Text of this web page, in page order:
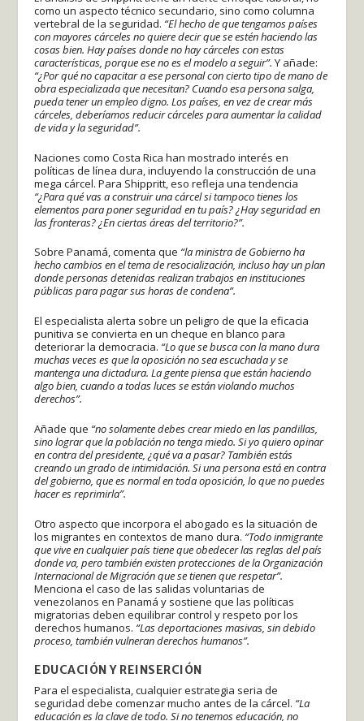
como un aspecto técnico secundario, sino como columna
vertebral de la seguridad. “El hecho de que tengamos países
con mayores cárceles no quiere decir que se estén haciendo las
cosas bien. Hay países donde no hay cárceles con estas
características, porque ese no es el modelo a seguir”. Y añade:
“¿Por qué no capacitar a ese personal con cierto tipo de mano de
obra especializada que necesitan? Cuando esa persona salga,
pueda tener un empleo digno. Los países, en vez de crear más
cárceles, deberíamos reducir cárceles para aumentar la calidad
de vida y la seguridad”.
Naciones como Costa Rica han mostrado interés en
políticas de línea dura, incluyendo la construcción de una
mega cárcel. Para Shippritt, eso refleja una tendencia
“¿Para qué vas a construir una cárcel si tampoco tienes los
elementos para poner seguridad en tu país? ¿Hay seguridad en
las fronteras? ¿En ciertas áreas del territorio?”.
Sobre Panamá, comenta que “la ministra de Gobierno ha
hecho cambios en el tema de resocialización, incluso hay un plan
donde personas detenidas realizan trabajos en instituciones
públicas para pagar sus horas de condena”.
El especialista alerta sobre un peligro de que la eficacia
punitiva se convierta en un cheque en blanco para
deteriorar la democracia. “Lo que se busca con la mano dura
muchas veces es que la oposición no sea escuchada y se
mantenga una dictadura. La gente piensa que están haciendo
algo bien, cuando a todas luces se están violando muchos
derechos”.
Añade que “no solamente debes crear miedo en las pandillas,
sino lograr que la población no tenga miedo. Si yo quiero opinar
en contra del presidente, ¿qué va a pasar? También estás
creando un grado de intimidación. Si una persona está en contra
del gobierno, que es normal en toda oposición, lo que no puedes
hacer es reprimirla”.
Otro aspecto que incorpora el abogado es la situación de
los migrantes en contextos de mano dura. “Todo inmigrante
que vive en cualquier país tiene que obedecer las reglas del país
donde va, pero también existen protecciones de la Organización
Internacional de Migración que se tienen que respetar”.
Menciona el caso de las salidas voluntarias de
venezolanos en Panamá y sostiene que las políticas
migratorias deben equilibrar control y respeto por los
derechos humanos. “Las deportaciones masivas, sin debido
proceso, también vulneran derechos humanos”.
EDUCACIÓN Y REINSERCIÓN
Para el especialista, cualquier estrategia seria de
seguridad debe comenzar mucho antes de la cárcel. “La
educación es la clave de todo. Si no tenemos educación, no